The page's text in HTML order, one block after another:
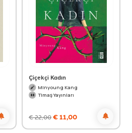
Çiçekçi Kadın
Minyoung Kang
Timaş Yayınları
€22,00€11,00